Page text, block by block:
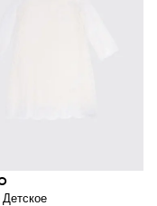
хлопковым